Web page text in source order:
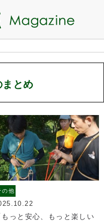
まとめ
の他
もっと安心、もっと楽しい